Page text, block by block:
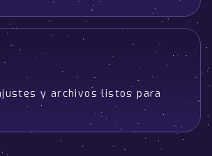
y archivos listos para